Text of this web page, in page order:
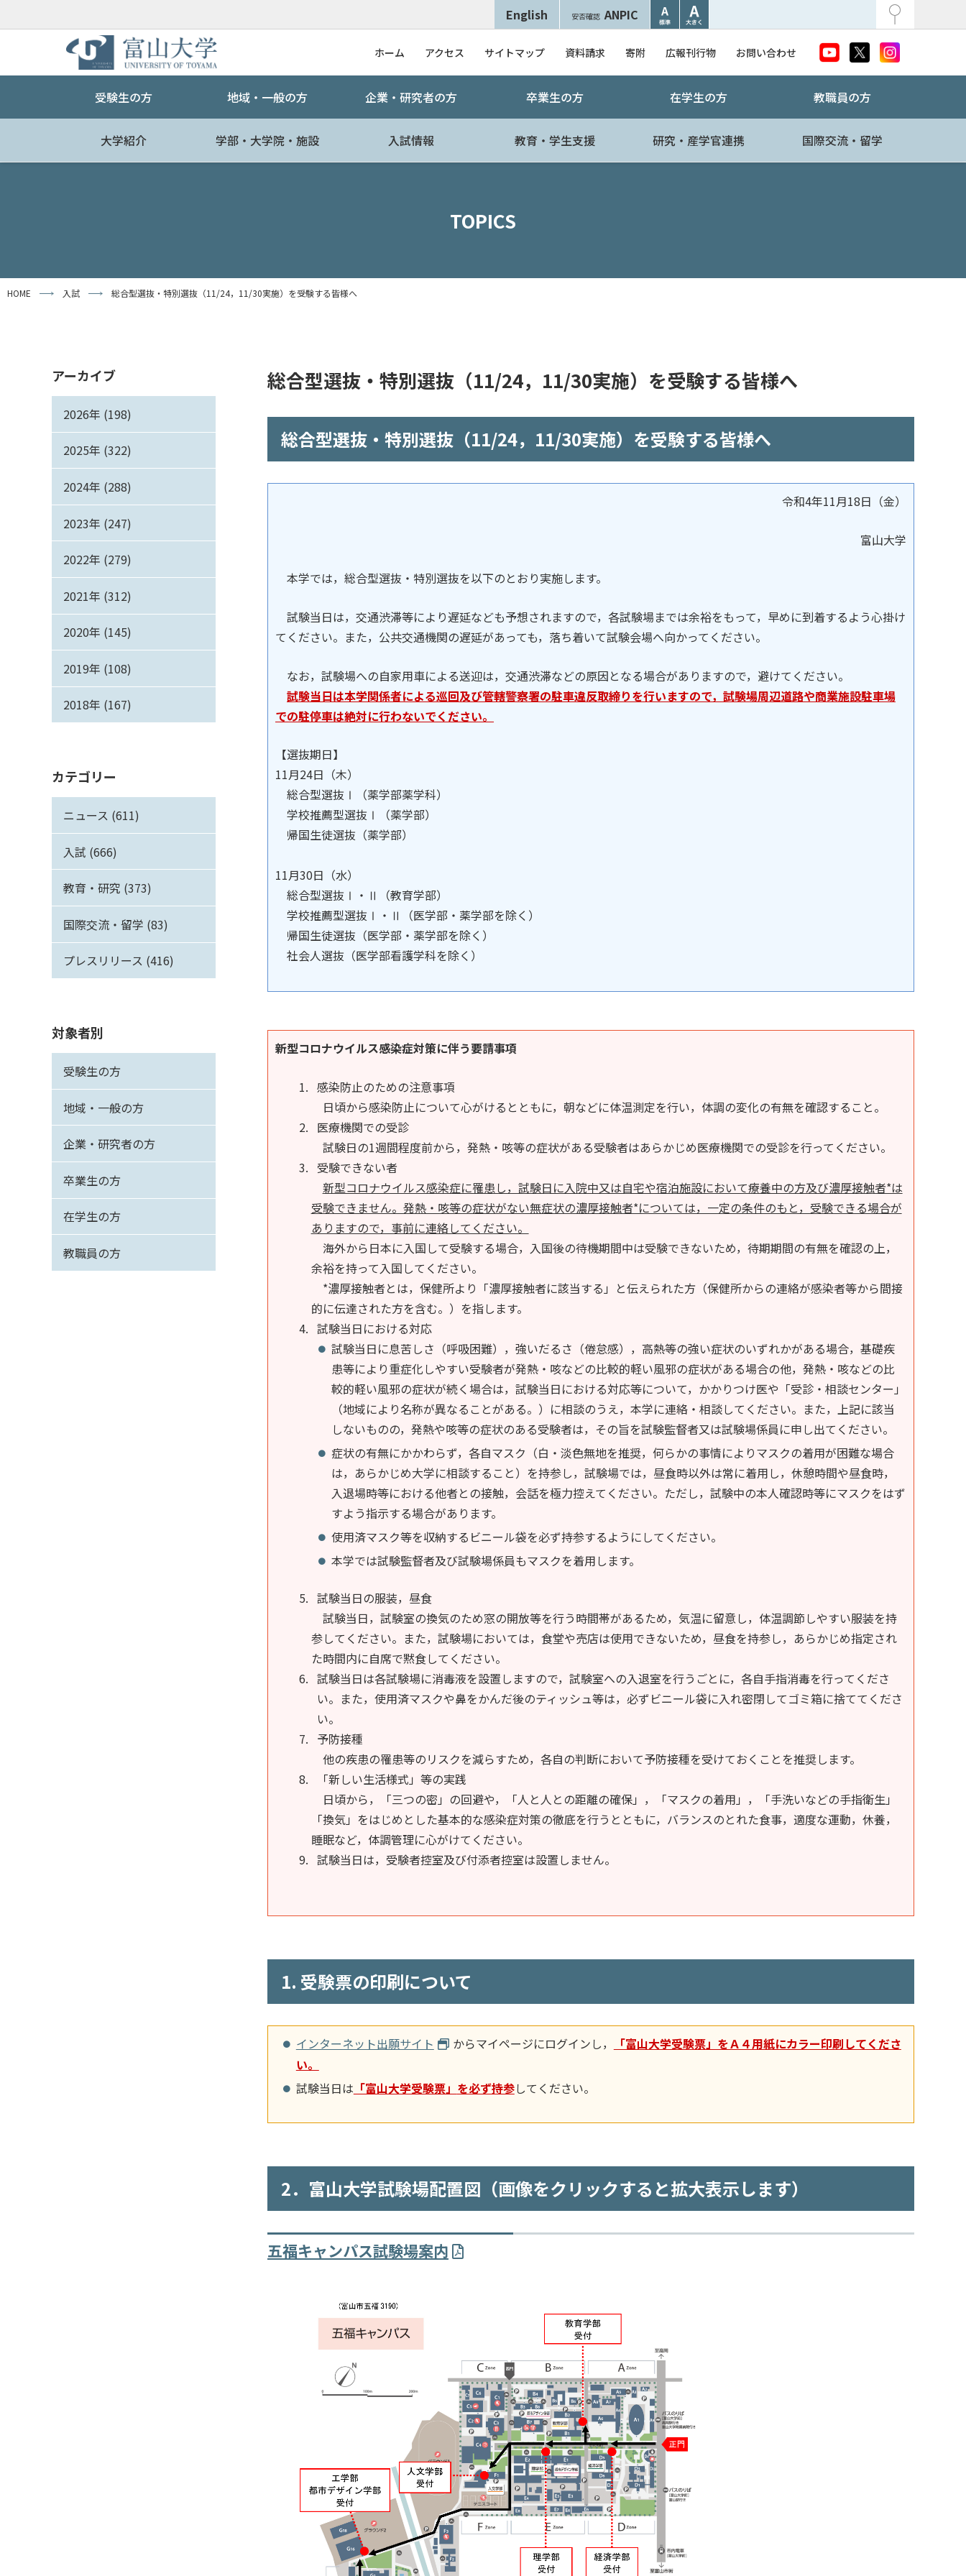
English 安否確認 ANPIC
ホーム アクセス サイトマップ 資料請求 寄附 広報刊行物 お問い合わせ
受験生の方 地域・一般の方 企業・研究者の方 卒業生の方 在学生の方 教職員の方
大学紹介 学部・大学院・施設 入試情報 教育・学生支援 研究・産学官連携 国際交流・留学
TOPICS
HOME 入試 総合型選抜・特別選抜（11/24，11/30実施）を受験する皆様へ
アーカイブ
2026年 (198)
2025年 (322)
2024年 (288)
2023年 (247)
2022年 (279)
2021年 (312)
2020年 (145)
2019年 (108)
2018年 (167)
カテゴリー
ニュース (611)
入試 (666)
教育・研究 (373)
国際交流・留学 (83)
プレスリリース (416)
対象者別
受験生の方
地域・一般の方
企業・研究者の方
卒業生の方
在学生の方
教職員の方
総合型選抜・特別選抜（11/24，11/30実施）を受験する皆様へ
総合型選抜・特別選抜（11/24，11/30実施）を受験する皆様へ
令和4年11月18日（金）
富山大学
本学では，総合型選抜・特別選抜を以下のとおり実施します。
試験当日は，交通渋滞等により遅延なども予想されますので，各試験場までは余裕をもって，早めに到着するよう心掛け
てください。また，公共交通機関の遅延があっても，落ち着いて試験会場へ向かってください。
なお，試験場への自家用車による送迎は，交通渋滞などの原因となる場合がありますので，避けてください。
試験当日は本学関係者による巡回及び管轄警察署の駐車違反取締りを行いますので，試験場周辺道路や商業施設駐車場
での駐停車は絶対に行わないでください。
【選抜期日】
11月24日（木）
総合型選抜Ⅰ（薬学部薬学科）
学校推薦型選抜Ⅰ（薬学部）
帰国生徒選抜（薬学部）
11月30日（水）
総合型選抜Ⅰ・Ⅱ（教育学部）
学校推薦型選抜Ⅰ・Ⅱ（医学部・薬学部を除く）
帰国生徒選抜（医学部・薬学部を除く）
社会人選抜（医学部看護学科を除く）
新型コロナウイルス感染症対策に伴う要請事項
感染防止のための注意事項
日頃から感染防止について心がけるとともに，朝などに体温測定を行い，体調の変化の有無を確認すること。
医療機関での受診
試験日の1週間程度前から，発熱・咳等の症状がある受験者はあらかじめ医療機関での受診を行ってください。
受験できない者
新型コロナウイルス感染症に罹患し，試験日に入院中又は自宅や宿泊施設において療養中の方及び濃厚接触者*は
受験できません。発熱・咳等の症状がない無症状の濃厚接触者*については，一定の条件のもと，受験できる場合が
ありますので，事前に連絡してください。
海外から日本に入国して受験する場合，入国後の待機期間中は受験できないため，待期期間の有無を確認の上，
余裕を持って入国してください。
*濃厚接触者とは，保健所より「濃厚接触者に該当する」と伝えられた方（保健所からの連絡が感染者等から間接
的に伝達された方を含む。）を指します。
試験当日における対応
試験当日に息苦しさ（呼吸困難），強いだるさ（倦怠感），高熱等の強い症状のいずれかがある場合，基礎疾
患等により重症化しやすい受験者が発熱・咳などの比較的軽い風邪の症状がある場合の他，発熱・咳などの比
較的軽い風邪の症状が続く場合は，試験当日における対応等について，かかりつけ医や「受診・相談センター」
（地域により名称が異なることがある。）に相談のうえ，本学に連絡・相談してください。また，上記に該当
しないものの，発熱や咳等の症状のある受験者は，その旨を試験監督者又は試験場係員に申し出てください。
症状の有無にかかわらず，各自マスク（白・淡色無地を推奨，何らかの事情によりマスクの着用が困難な場合
は，あらかじめ大学に相談すること）を持参し，試験場では，昼食時以外は常に着用し，休憩時間や昼食時，
入退場時等における他者との接触，会話を極力控えてください。ただし，試験中の本人確認時等にマスクをはず
すよう指示する場合があります。
使用済マスク等を収納するビニール袋を必ず持参するようにしてください。
本学では試験監督者及び試験場係員もマスクを着用します。
試験当日の服装，昼食
試験当日，試験室の換気のため窓の開放等を行う時間帯があるため，気温に留意し，体温調節しやすい服装を持
参してください。また，試験場においては，食堂や売店は使用できないため，昼食を持参し，あらかじめ指定され
た時間内に自席で黙食してください。
試験当日は各試験場に消毒液を設置しますので，試験室への入退室を行うごとに，各自手指消毒を行ってくださ
い。また，使用済マスクや鼻をかんだ後のティッシュ等は，必ずビニール袋に入れ密閉してゴミ箱に捨ててくださ
い。
予防接種
他の疾患の罹患等のリスクを減らすため，各自の判断において予防接種を受けておくことを推奨します。
「新しい生活様式」等の実践
日頃から，「三つの密」の回避や，「人と人との距離の確保」，「マスクの着用」，「手洗いなどの手指衛生」
「換気」をはじめとした基本的な感染症対策の徹底を行うとともに，バランスのとれた食事，適度な運動，休養，
睡眠など，体調管理に心がけてください。
試験当日は，受験者控室及び付添者控室は設置しません。
1. 受験票の印刷について
インターネット出願サイト からマイページにログインし，
「富山大学受験票」をＡ４用紙にカラー印刷してくださ
い。
試験当日は 「富山大学受験票」 を必ず持参してください。
2．富山大学試験場配置図（画像をクリックすると拡大表示します）
五福キャンパス試験場案内